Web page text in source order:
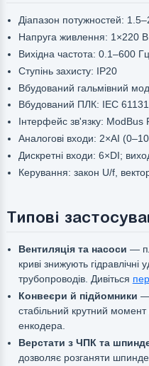
Діапазон потужностей:
Напруга живлення: 1×220
Вихідна частота: 0.1–600 Гц
Ступінь захисту: IP20
Вбудований гальмівний
Вбудований ПЛК: IEC
Інтерфейс зв'язку: ModBus
Аналогові входи: 2×AI
Дискретні входи: 6×DI;
Керування: закон U/f,
Типові
Вентиляція та насоси —
криві знижують
трубопроводів. Дивіться
Конвеєри й підйомники —
стабільний крутний
енкодера.
Верстати з ЧПК та
дозволяє розганяти